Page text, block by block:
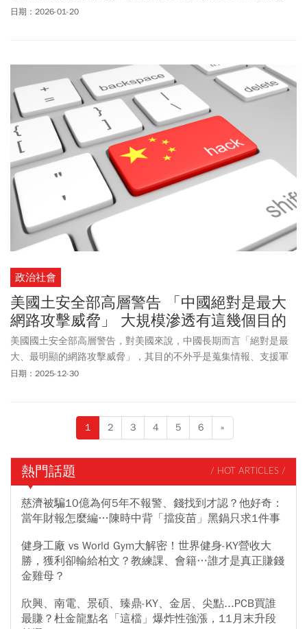
傷，甚至還有251人被哈瑪斯綁架至加薩地區。這是1948年以色列
年的六日戰爭、1973年的贖罪日戰爭、1982年與2006年的黎巴嫩戰
爭，加上多次在加薩地區的軍事行動，說以色列是從戰火中孕育的
國家，「打遍天下無敵手」，應該不為過。沒想到，軍力及情報力
都高到破表的這個中東雄獅，竟然被一個武裝團體成功奇襲，造成
前所未有的人命及財產損失。以國官方在過去兩年對這場情報敗仗
及國安危機，做了深刻檢討，其中不少心得值得同為面對強大外來
威脅的台灣借鏡。
日期：2026-01-20
政治社會
美國土安全部高層警告 「中國絕對是最大
網路攻擊威脅」 大規模滲透有這幾個目的
美國國土安全部高層警告，對美國來說，中國長期而言「絕對是最
大、最明顯的網路攻擊威脅」，其目的不外乎是蒐集情報、支援軍
事作戰、製造社會動盪及擾亂民間基礎建設。美國在這方面將與盟
日期：2025-12-30
1 2 3 4 5 6 »
熱門話題 / HOT ARTICLES /
慈濟被騙10億為何5年不報警、錢找到才認？他好奇：
當年財報怎麼編…陳時中背「擋疫苗」黑鍋只求1件事
健身工廠 vs World Gym大解密！世界健身-KY營收大
勝，獲利卻輸給柏文？教練課、會籍…誰才是真正賺錢
金雞母？
欣興、南電、景碩、臻鼎-KY、金居、尖點...PCB買誰
最賺？杜金龍點名「這檔」爆炸性強漲，11月末升段